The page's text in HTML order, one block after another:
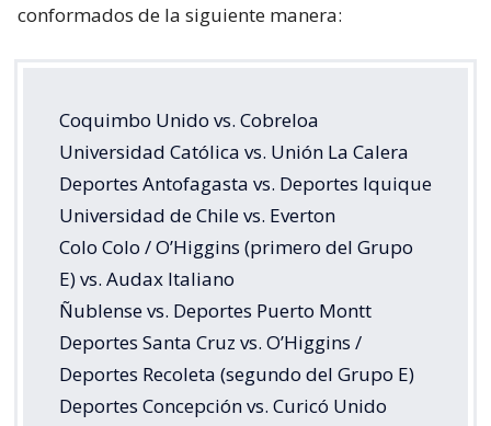
conformados de la siguiente manera:
Coquimbo Unido vs. Cobreloa
Universidad Católica vs. Unión La Calera
Deportes Antofagasta vs. Deportes Iquique
Universidad de Chile vs. Everton
Colo Colo / O’Higgins (primero del Grupo
E) vs. Audax Italiano
Ñublense vs. Deportes Puerto Montt
Deportes Santa Cruz vs. O’Higgins /
Deportes Recoleta (segundo del Grupo E)
Deportes Concepción vs. Curicó Unido